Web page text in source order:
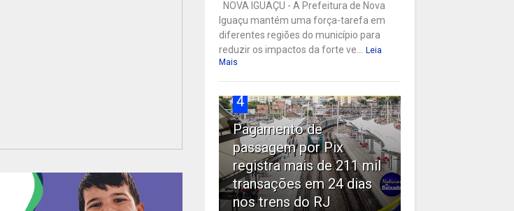
NOVA IGUAÇU - A Prefeitura de Nova
Iguaçu mantém uma força-tarefa em
diferentes regiões do município para
reduzir os impactos da forte ve...
Leia
Mais
4
Pagamento de
passagem por Pix
registra mais de 211 mil
transações em 24 dias
nos trens do RJ